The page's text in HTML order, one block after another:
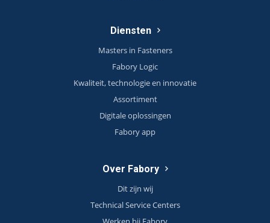
Diensten
Masters in Fasteners
Fabory Logic
Kwaliteit, technologie en innovatie
Assortiment
Digitale oplossingen
Fabory app
Over Fabory
Dit zijn wij
Technical Service Centers